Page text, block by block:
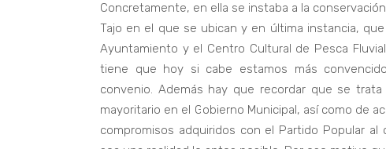
Concretamente, en ella se instaba a la
Tajo en el que se ubican y en última instancia,
Ayuntamiento y el Centro Cultural de Pesca
tiene que hoy si cabe estamos más
convenio. Además hay que recordar que se
mayoritario en el Gobierno Municipal, así como de
compromisos adquiridos con el Partido Popular